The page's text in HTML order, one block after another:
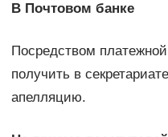
В Почтовом банке
Посредством
получить в
апелляцию.